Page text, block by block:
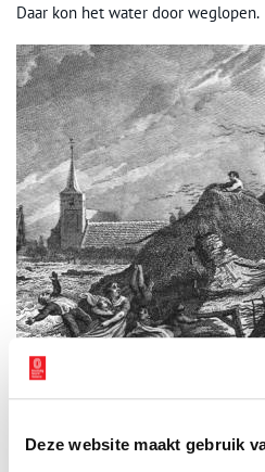
Deze website maakt gebruik
Daar kon het water door weglopen.